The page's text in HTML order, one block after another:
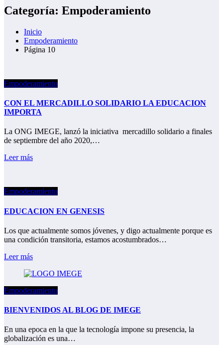
Categoría: Empoderamiento
Inicio
Empoderamiento
Página 10
Empoderamiento
CON EL MERCADILLO SOLIDARIO LA EDUCACION
IMPORTA
La ONG IMEGE, lanzó la iniciativa mercadillo solidario a finales
de septiembre del año 2020,…
Leer más
Empoderamiento
EDUCACION EN GENESIS
Los que actualmente somos jóvenes, y digo actualmente porque es
una condición transitoria, estamos acostumbrados…
Leer más
Empoderamiento
BIENVENIDOS AL BLOG DE IMEGE
En una epoca en la que la tecnología impone su presencia, la
globalización es una…